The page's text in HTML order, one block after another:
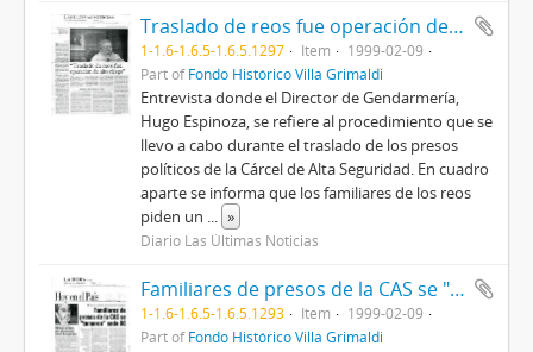
Traslado de reos fue operación de alto riesgo
1-1.6-1.6.5-1.6.5.1297 Item
1999-02-09
Part ofFondo Histórico Villa Grimaldi
Entrevista donde el Director de Gendarmería,
Hugo Espinoza, se refiere al procedimiento que se
llevo a cabo durante el traslado de los presos
políticos de la Cárcel de Alta Seguridad. En cuadro
aparte se informa que los familiares de los reos
piden un ... »
Diario Las Últimas Noticias
Familiares de presos de la CAS se "tomaron" sede DC
1-1.6-1.6.5-1.6.5.1293 Item
1999-02-09
Part ofFondo Histórico Villa Grimaldi